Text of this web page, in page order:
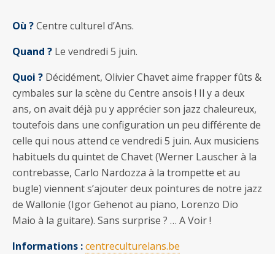
Où ?Centre culturel d’Ans.
Quand ? Le vendredi 5 juin.
Quoi ? Décidément, Olivier Chavet aime frapper fûts &
cymbales sur la scène du Centre ansois ! Il y a deux
ans, on avait déjà pu y apprécier son jazz chaleureux,
toutefois dans une configuration un peu différente de
celle qui nous attend ce vendredi 5 juin. Aux musiciens
habituels du quintet de Chavet (Werner Lauscher à la
contrebasse, Carlo Nardozza à la trompette et au
bugle) viennent s’ajouter deux pointures de notre jazz
de Wallonie (Igor Gehenot au piano, Lorenzo Dio
Maio à la guitare). Sans surprise ? … A Voir !
Informations :centreculturelans.be